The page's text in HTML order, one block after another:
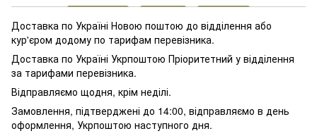
Доставка по Україні Новою поштою до відділення або
кур'єром додому по тарифам перевізника.
Доставка по Україні Укрпоштою Пріоритетний у відділення
за тарифами перевізника.
Відправляємо щодня, крім неділі.
Замовлення, підтверджені до 14:00, відправляємо в день
оформлення, Укрпоштою наступного дня.